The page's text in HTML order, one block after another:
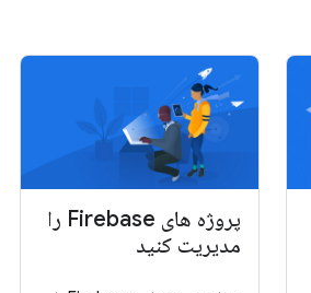
پروژه های Firebase را
مدیریت کنید